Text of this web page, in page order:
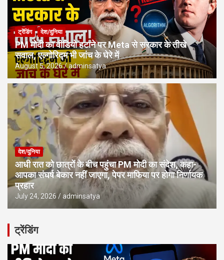
ट्रेंडिंग देश/दुनिया
PM मोदी का वीडियो हटाने पर Meta से सरकार के तीखे
सवाल, एल्गोरिद्म भी जांच के घेरे में
August 5, 2026 adminsatya
देश/दुनिया
आधी रात को छात्रों के बीच पहुंचा PM मोदी का संदेश, कहा-
आपका संघर्ष बेकार नहीं जाएगा, पेपर माफिया पर होगा निर्णायक
प्रहार
July 24, 2026 adminsatya
ट्रेंडिंग